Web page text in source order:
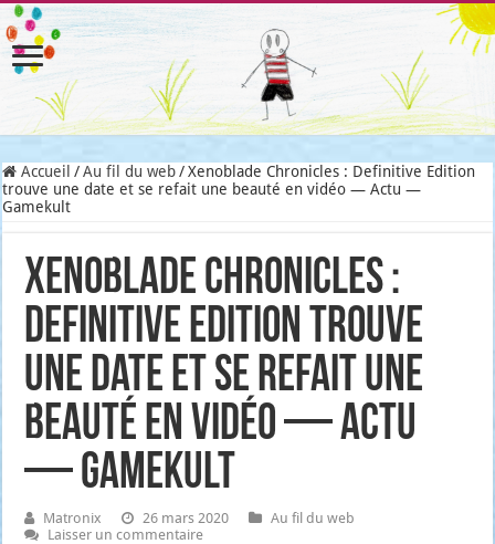
Accueil / Au fil du web / Xenoblade Chronicles : Definitive Edition
trouve une date et se refait une beauté en vidéo — Actu —
Gamekult
Xenoblade Chronicles :
Definitive Edition trouve
une date et se refait une
beauté en vidéo — Actu
— Gamekult
Matronix 26 mars 2020
Au fil du web
Laisser un commentaire